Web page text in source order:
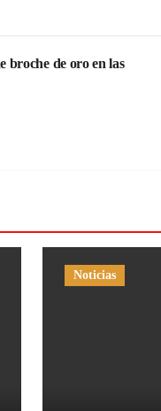
broche de oro en las
Noticias